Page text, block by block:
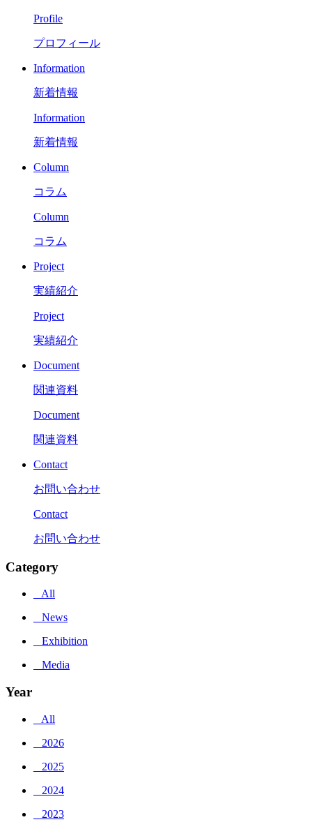
Profile
プロフィール
Information
新着情報
Information
新着情報
Column
コラム
Column
コラム
Project
実績紹介
Project
実績紹介
Document
関連資料
Document
関連資料
Contact
お問い合わせ
Contact
お問い合わせ
Category
_ All
_ News
_ Exhibition
_ Media
Year
_ All
_ 2026
_ 2025
_ 2024
_ 2023